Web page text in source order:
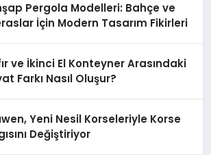
Pergola Modelleri: Bahçe ve
İçin Modern Tasarım Fikirleri
ve İkinci El Konteyner Arasındaki
Farkı Nasıl Oluşur?
Yeni Nesil Korseleriyle Korse
Değiştiriyor